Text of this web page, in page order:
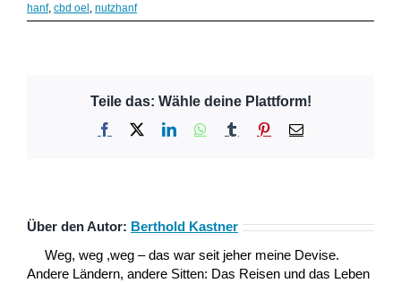
hanf, cbd oel, nutzhanf
Teile das: Wähle deine Plattform!
Facebook LinkedInWhatsApp
Tumblr Pinterest
E-
Über den Autor: Berthold Kastner
Weg, weg ,weg – das war seit jeher meine Devise.
Andere Ländern, andere Sitten: Das Reisen und das Leben